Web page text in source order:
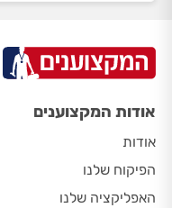
אודות המקצוענים
אודות
הפיקוח שלנו
האפליקציה שלנו